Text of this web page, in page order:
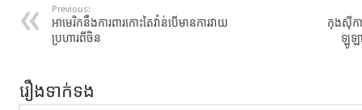
Previous:
អាមេរិកនឹងការពារកោះតៃវ៉ាន់បើមានការវាយ
ប្រហារពីចិន
កុងស៊ីកា
ឡូឡា
រឿងទាក់ទង